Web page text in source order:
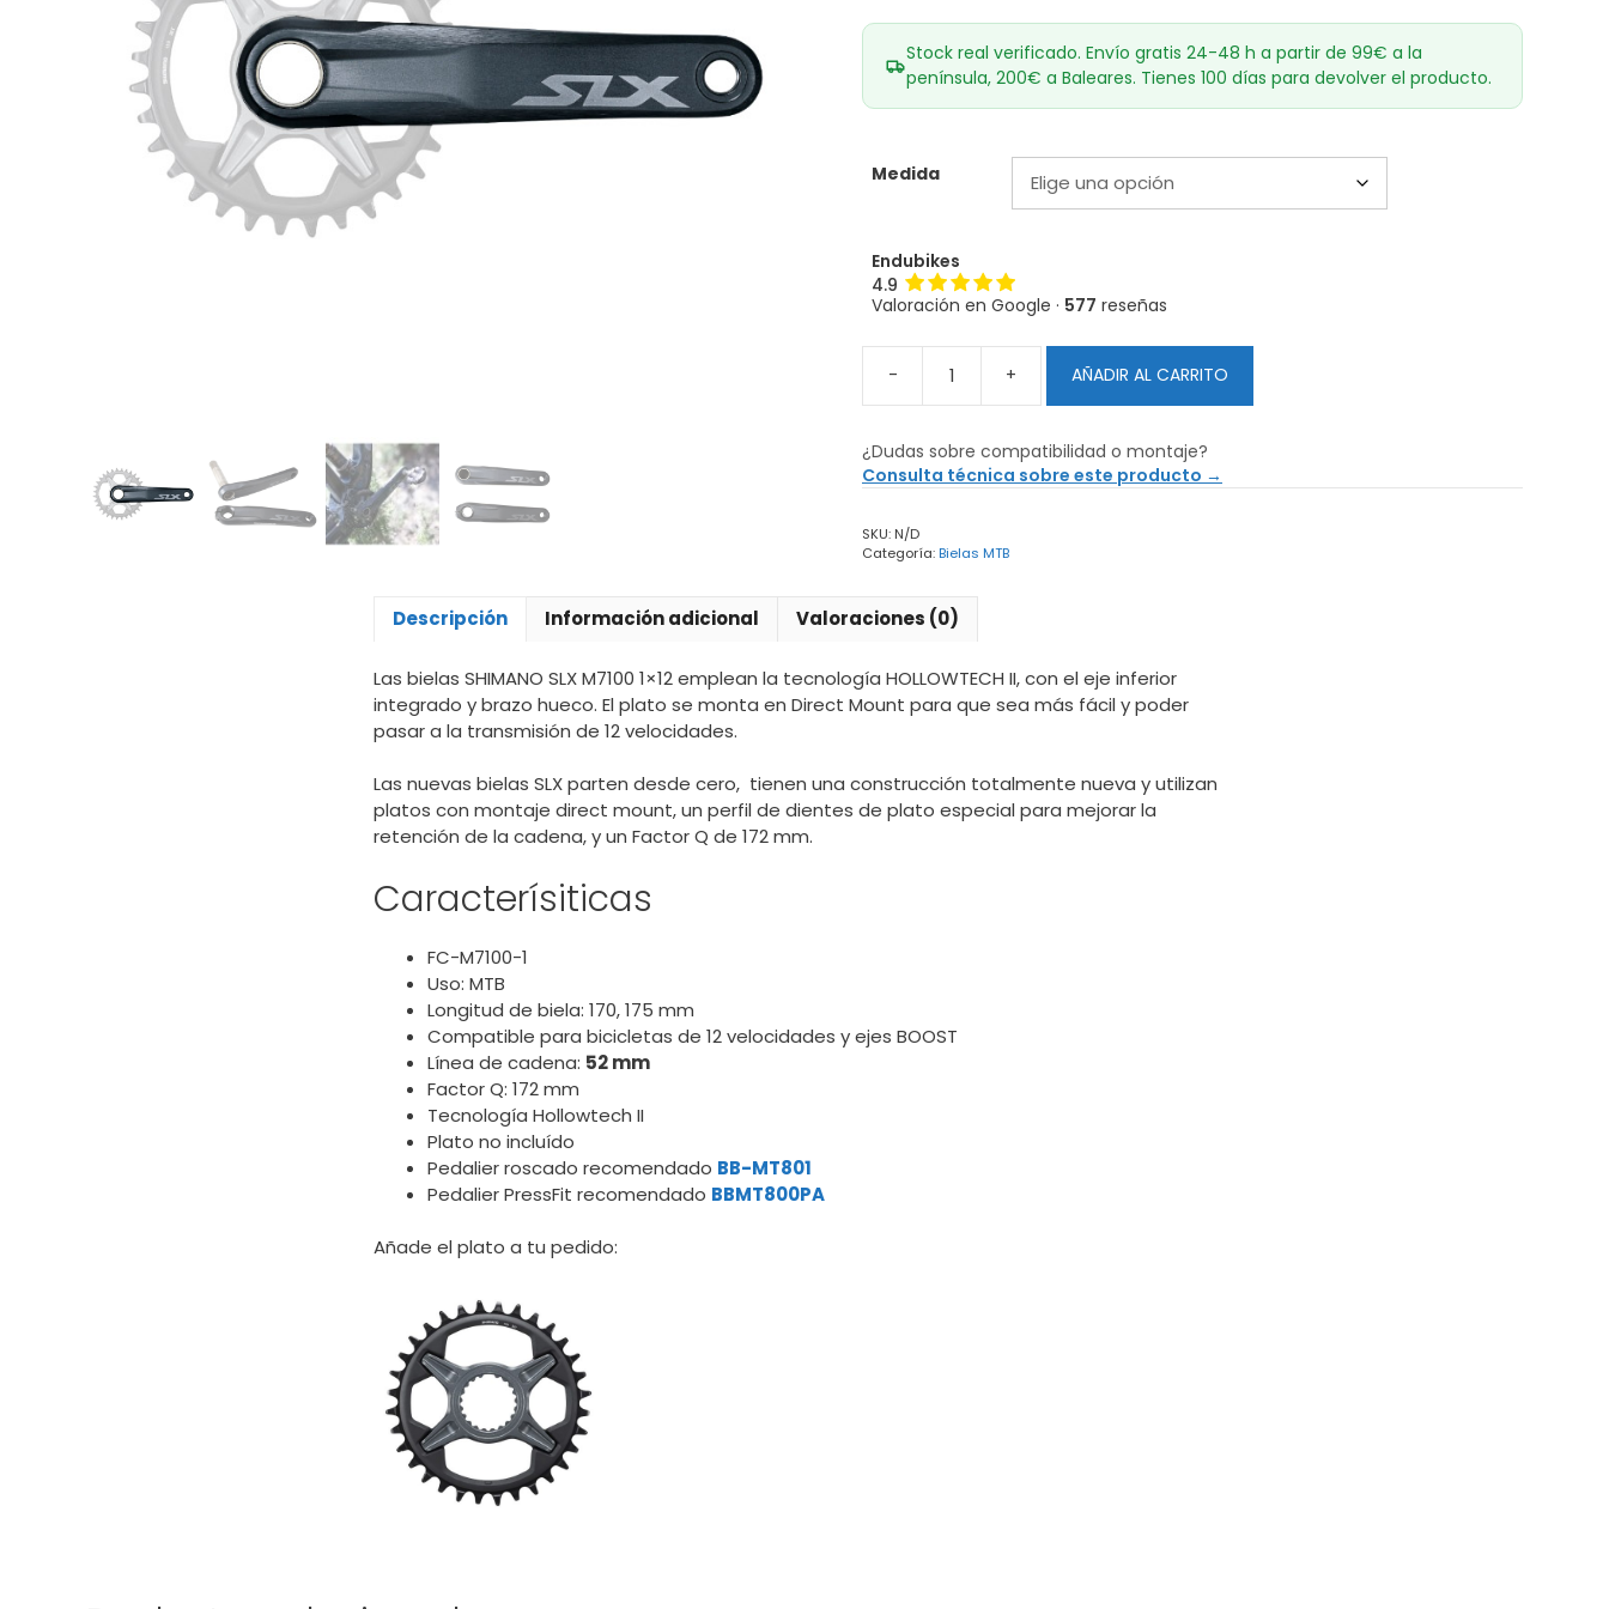
Stock real verificado. Envío gratis 24-48 h a partir de 99€ a la
península, 200€ a Baleares. Tienes 100 días para devolver el producto.
Medida
Endubikes
4.9
Valoración en Google · 577 reseñas
-
SHIMANO
M7100
1x12
+ AÑADIR AL CARRITO
¿Dudas sobre compatibilidad o montaje?
Consulta técnica sobre este producto →
SKU: N/D
Categoría:Bielas MTB
Descripción Información adicional Valoraciones (0)
Las bielas SHIMANO SLX M7100 1×12 emplean la tecnología HOLLOWTECH II, con el eje inferior
integrado y brazo hueco. El plato se monta en Direct Mount para que sea más fácil y poder
pasar a la transmisión de 12 velocidades.
Las nuevas bielas SLX parten desde cero, tienen una construcción totalmente nueva y utilizan
platos con montaje direct mount, un perfil de dientes de plato especial para mejorar la
retención de la cadena, y un Factor Q de 172 mm.
Caracterísiticas
FC-M7100-1
Uso: MTB
Longitud de biela: 170, 175 mm
Compatible para bicicletas de 12 velocidades y ejes BOOST
Línea de cadena: 52 mm
Factor Q: 172 mm
Tecnología Hollowtech II
Plato no incluído
Pedalier roscado recomendado BB-MT801
Pedalier PressFit recomendado BBMT800PA
Añade el plato a tu pedido: